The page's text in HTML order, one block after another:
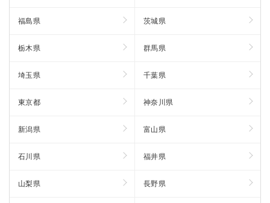
福島県 茨城県
栃木県 群馬県
埼玉県 千葉県
東京都 神奈川県
新潟県 富山県
石川県 福井県
山梨県 長野県